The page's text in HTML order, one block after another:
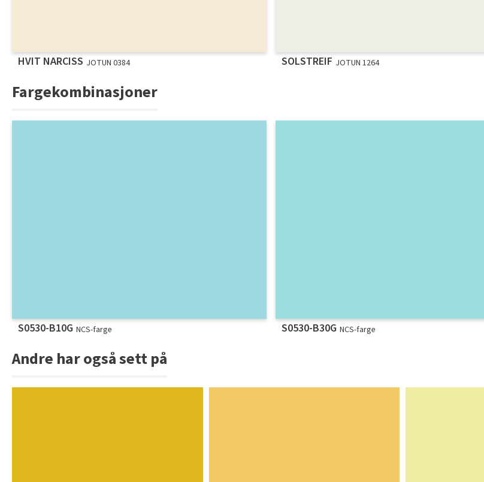
HVIT NARCISS JOTUN 0384 SOLSTREIF JOTUN 1264
Fargekombinasjoner
S0530-B10G NCS-farge S0530-B30G NCS-farge
Andre har også sett på